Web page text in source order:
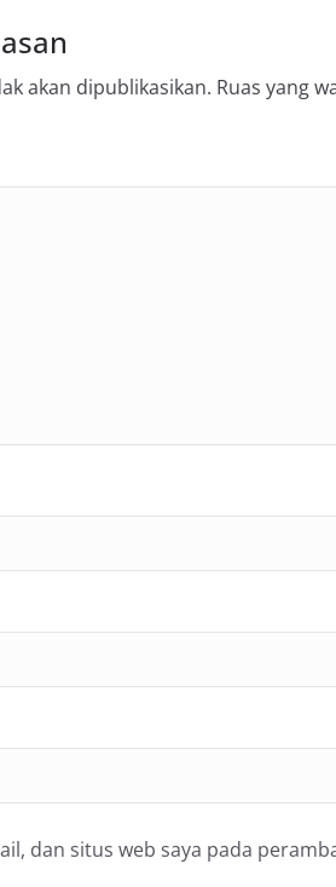
akan dipublikasikan. Ruas yang
dan situs web saya pada